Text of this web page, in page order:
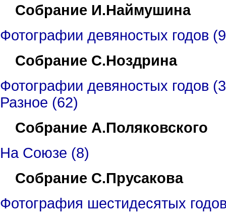
Собрание И.Наймушина
Фотографии девяностых годов
Собрание С.Ноздрина
Фотографии девяностых годов
Разное (62)
Собрание А.Поляковского
На Союзе (8)
Собрание С.Прусакова
Фотография шестидесятых